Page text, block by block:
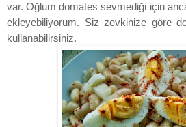
var. Oğlum domates sevmediği için
ekleyebiliyorum. Siz zevkinize göre
kullanabilirsiniz.